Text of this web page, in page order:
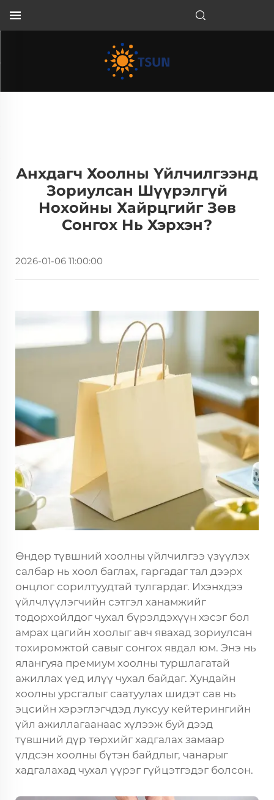
Анхдагч Хоолны Үйлчилгээнд
Зориулсан Шүүрэлгүй
Нохойны Хайрцгийг Зөв
Сонгох Нь Хэрхэн?
2026-01-06 11:00:00
Өндөр түвшний хоолны үйлчилгээ үзүүлэх
салбар нь хоол баглах, гаргадаг тал дээрх
онцлог сорилтуудтай тулгардаг. Ихэнхдээ
үйлчлүүлэгчийн сэтгэл ханамжийг
тодорхойлдог чухал бүрэлдэхүүн хэсэг бол
амрах цагийн хоолыг авч явахад зориулсан
тохиромжтой савыг сонгох явдал юм. Энэ нь
ялангуяа премиум хоолны туршлагатай
ажиллах үед илүү чухал байдаг. Хундайн
хоолны урсгалыг саатуулах шидэт сав нь
эцсийн хэрэглэгчдэд луксуу кейтерингийн
үйл ажиллагаанаас хүлээж буй дээд
түвшний дүр төрхийг хадгалах замаар
үлдсэн хоолны бүтэн байдлыг, чанарыг
хадгалахад чухал үүрэг гүйцэтгэдэг болсон.